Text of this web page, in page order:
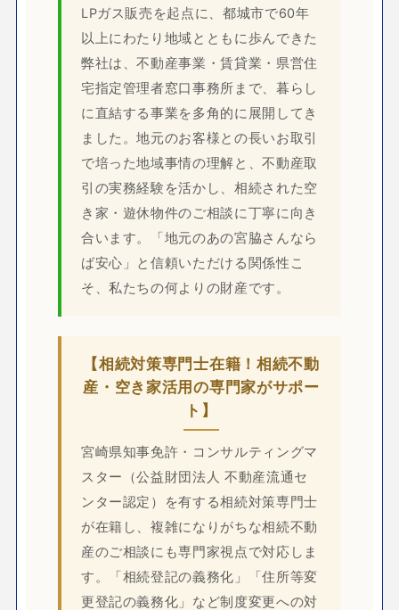
LPガス販売を起点に、都城市で60年
以上にわたり地域とともに歩んできた
弊社は、不動産事業・賃貸業・県営住
宅指定管理者窓口事務所まで、暮らし
に直結する事業を多角的に展開してき
ました。地元のお客様との長いお取引
で培った地域事情の理解と、不動産取
引の実務経験を活かし、相続された空
き家・遊休物件のご相談に丁寧に向き
合います。「地元のあの宮脇さんなら
ば安心」と信頼いただける関係性こ
そ、私たちの何よりの財産です。
【相続対策専門士在籍！相続不動
産・空き家活用の専門家がサポー
ト】
宮崎県知事免許・コンサルティングマ
スター（公益財団法人 不動産流通セ
ンター認定）を有する相続対策専門士
が在籍し、複雑になりがちな相続不動
産のご相談にも専門家視点で対応しま
す。「相続登記の義務化」「住所等変
更登記の義務化」など制度変更への対